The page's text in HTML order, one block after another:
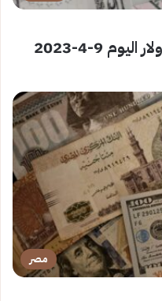
التعاملات المسائية| سعر الدولار اليوم 9-4-2023
مصر